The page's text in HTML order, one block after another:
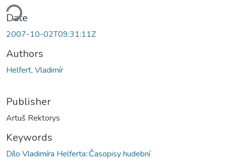
Date
2007-10-02T09:31:11Z
Authors
Helfert, Vladimír
Publisher
Artuš Rektorys
Keywords
Dílo Vladimíra Helferta::Časopisy hudební